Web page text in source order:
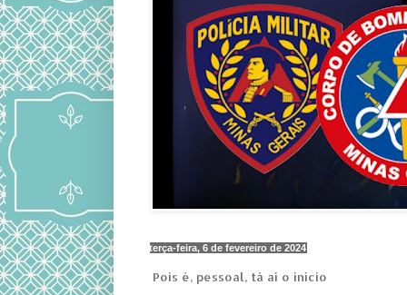
terça-feira, 6 de fevereiro de 2024
Pois é, pessoal, tá aí o início